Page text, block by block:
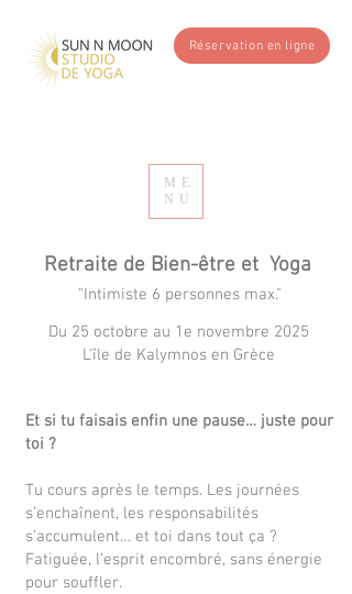
ME
NU
Réservation en ligne
Retraite de Bien-être et Yoga
"Intimiste 6 personnes max."
Du 25 octobre au 1e novembre 2025
L'île de Kalymnos en Grèce
Et si tu faisais enfin une pause… juste pour
toi ?
Tu cours après le temps. Les journées
s’enchaînent, les responsabilités
s’accumulent… et toi dans tout ça ?
Fatiguée, l’esprit encombré, sans énergie
pour souffler.